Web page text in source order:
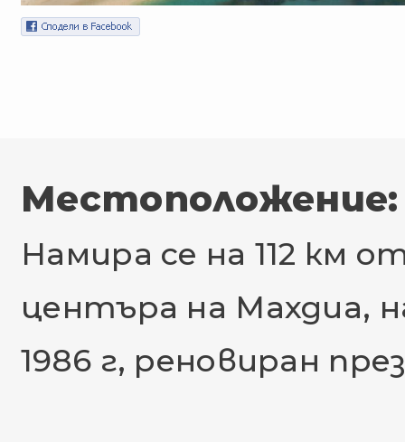
Местоположение:
Намира се на 112 км
центъра на Махдиа,
1986 г, реновиран